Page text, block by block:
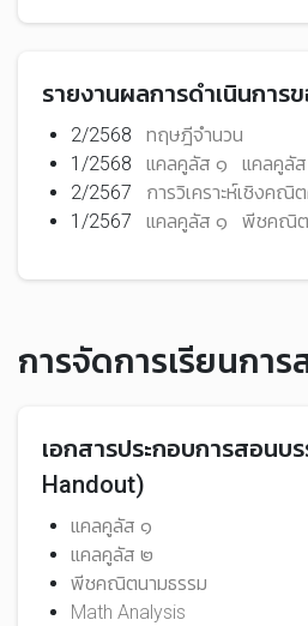
รายงานผลการดำเนินการ
2/2568
ทฤษฎีจำนวน
1/2568
แคลคูลัส ๑ แคลคูลั
2/2567
การวิเคราะห์เชิงคณิ
1/2567
แคลคูลัส ๑ พีชคณิต
การจัดการเรียนการ
เอกสารประกอบการสอนบ
Handout)
แคลคูลัส ๑
แคลคูลัส ๒
พีชคณิตนามธรรม
Math Analysis